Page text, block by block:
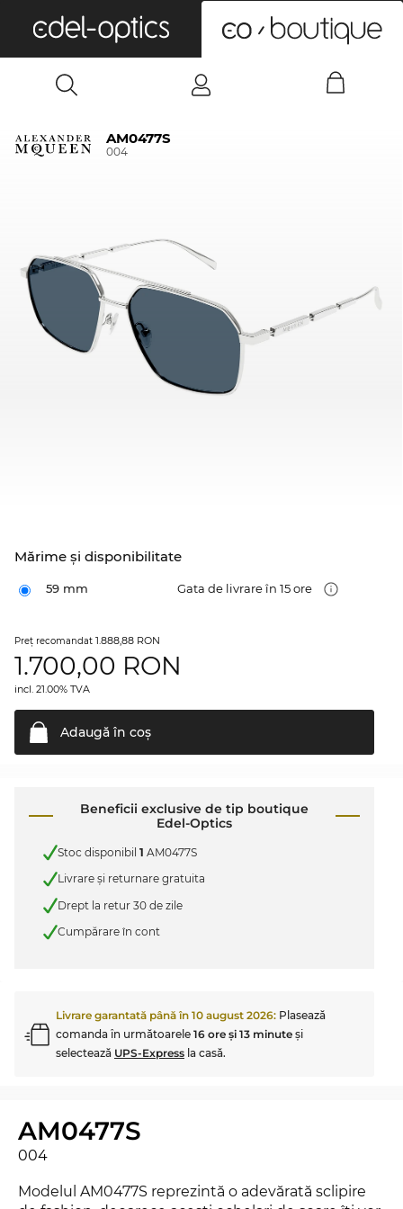
AM0477S
004
Mărime şi disponibilitate
59 mm Gata de livrare în 15 ore
Preţ recomandat 1.888,88 RON
1.700,00 RON
incl. 21.00% TVA
Adaugă în coş
Beneficii exclusive de tip boutique
Edel-Optics
Stoc disponibil 1 AM0477S
Livrare şi returnare gratuita
Drept la retur 30 de zile
Cumpărare în cont
Livrare garantată până în 10 august 2026: Plasează
comanda în următoarele 16 ore şi 13 minute şi
selectează UPS-Express la casă.
AM0477S
004
Modelul AM0477S reprezintă o adevărată sclipire